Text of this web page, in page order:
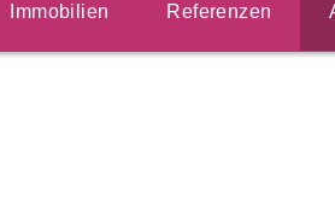
Immobilien Referenzen